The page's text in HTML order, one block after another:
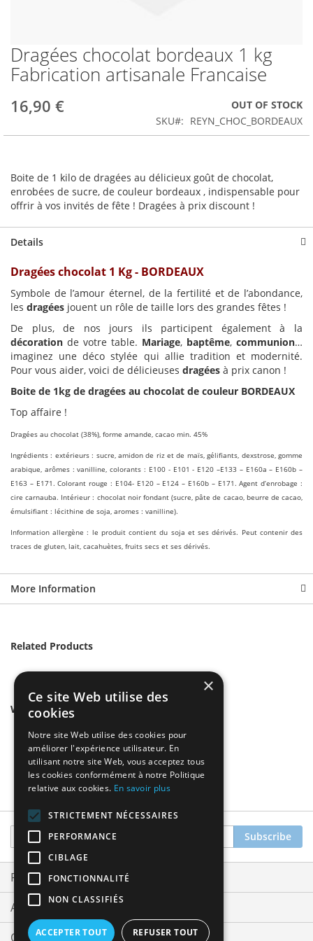
Skip
to
the
of
images
Dragées chocolat bordeaux 1 kg
Fabrication artisanale Francaise
16,90 €
OUT OF STOCK
SKU
REYN_CHOC_BORDEAUX
Boite de 1 kilo de dragées au délicieux goût de chocolat,
enrobées de sucre, de couleur bordeaux , indispensable pour
offrir à vos invités de fête ! Dragées à prix discount !
Details
Dragées chocolat 1 Kg - BORDEAUX
Symbole de l’amour éternel, de la fertilité et de l’abondance,
les dragées jouent un rôle de taille lors des grandes fêtes !
De plus, de nos jours ils participent également à la
décoration de votre table. Mariage, baptême, communion…
imaginez une déco stylée qui allie tradition et modernité.
Pour vous aider, voici de délicieuses dragées à prix canon !
Boite de 1kg de dragées au chocolat de couleur BORDEAUX
Top affaire !
Dragées au chocolat (38%), forme amande, cacao min. 45%
Ingrédients : extérieurs : sucre, amidon de riz et de maïs, gélifiants, dexstrose, gomme
arabique, arômes : vanilline, colorants : E100 - E101 - E120 –E133 – E160a – E160b –
E163 – E171. Colorant rouge : E104- E120 – E124 – E160b – E171. Agent d’enrobage :
cire carnauba. Intérieur : chocolat noir fondant (sucre, pâte de cacao, beurre de cacao,
émulsifiant : lécithine de soja, aromes : vanilline).
Information allergène : le produit contient du soja et ses dérivés. Peut contenir des
traces de gluten, lait, cacahuètes, fruits secs et ses dérivés.
More Information
Related Products
We found other products you might like!
Sign
Up
for
Our
Newsletter:
Subscribe
Privacy and Cookie Policy
Advanced Search
Orders and Returns
×
Ce site Web utilise des
cookies
Notre site Web utilise des cookies pour
améliorer l'expérience utilisateur. En
utilisant notre site Web, vous acceptez tous
les cookies conformément à notre Politique
relative aux cookies. En savoir plus
STRICTEMENT NÉCESSAIRES
PERFORMANCE
CIBLAGE
FONCTIONNALITÉ
NON CLASSIFIÉS
ACCEPTER TOUT REFUSER TOUT